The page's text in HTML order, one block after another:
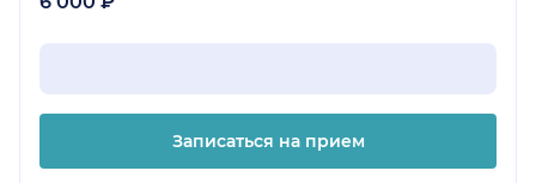
Записаться на прием